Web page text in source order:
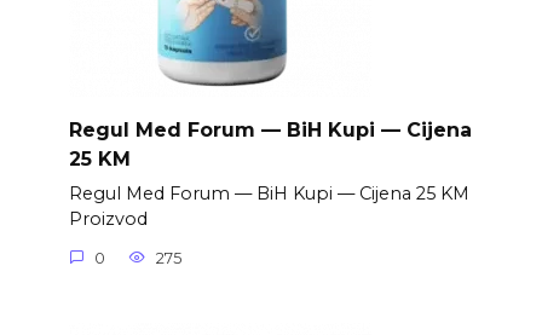
Regul Med Forum — BiH Kupi — Cijena
25 KM
Regul Med Forum — BiH Kupi — Cijena 25 KM
Proizvod
0 275